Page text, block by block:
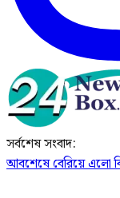
সর্বশেষ সংবাদ:
আবশেষে বেরিয়ে এলো